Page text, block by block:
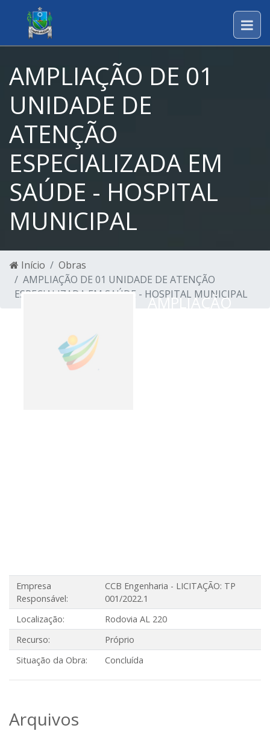
AMPLIAÇÃO DE 01
UNIDADE DE
ATENÇÃO
ESPECIALIZADA EM
SAÚDE - HOSPITAL
MUNICIPAL
Início
Obras
AMPLIAÇÃO DE 01 UNIDADE DE ATENÇÃO
ESPECIALIZADA EM SAÚDE - HOSPITAL MUNICIPAL
AMPLIAÇÃO
Empresa
Responsável:
CCB Engenharia - LICITAÇÃO: TP
001/2022.1
Localização:
Rodovia AL 220
Recurso:
Próprio
Situação da Obra:
Concluída
Arquivos